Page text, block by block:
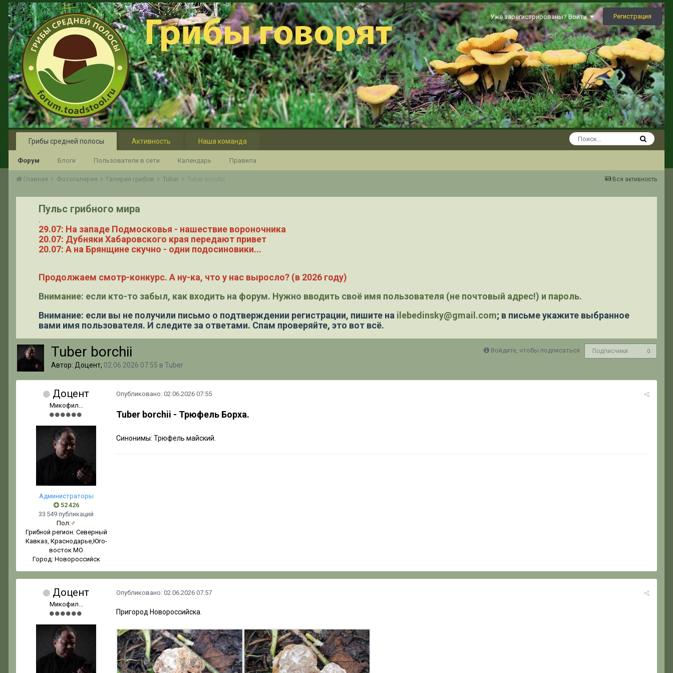
Уже зарегистрированы? Войти Регистрация
Грибы средней полосы
Форум Блоги Пользователи в сети Календарь Правила
Активность Наша команда
Вся активность
Главная Фотогалерея Галерея грибов Tuber Tuber borchii
Пульс грибного мира
.
29.07: На западе Подмосковья - нашествие вороночника
20.07: Дубняки Хабаровского края передают привет
20.07: А на Брянщине скучно - одни подосиновики...
Продолжаем смотр-конкурс. А ну-ка, что у нас выросло? (в 2026 году)
Внимание: если кто-то забыл, как входить на форум. Нужно вводить своё имя пользователя (не почтовый адрес!) и пароль.
Внимание: если вы не получили письмо о подтверждении регистрации, пишите на ilebedinsky@gmail.com; в письме укажите выбранное
вами имя пользователя. И следите за ответами. Спам проверяйте, это вот всё.
Войдите, чтобы подписаться Подписчики 0
Tuber borchii
Автор: Доцент, 02.06.2026 07:55 в Tuber
Доцент
Микофил...
Администраторы
52 426
33 549 публикаций
Пол:♂
Грибной регион: Северный
Кавказ, Краснодарье,Юго-
восток МО
Город: Новороссийск
Опубликовано: 02.06.2026 07:55
Tuber borchii - Трюфель Борха.
Синонимы: Трюфель майский.
Доцент
Микофил...
Опубликовано: 02.06.2026 07:57
Пригород Новороссийска.